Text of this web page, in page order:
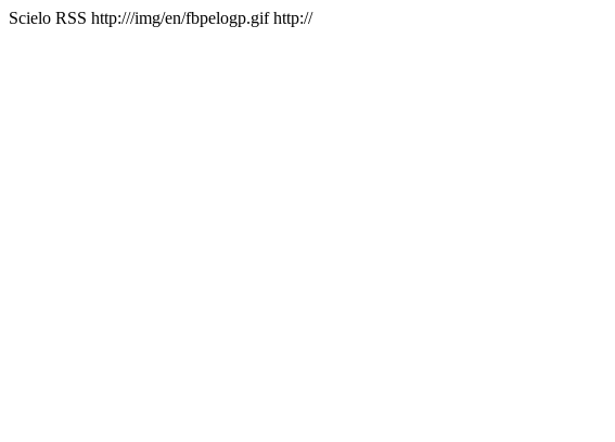
Scielo RSS http:///img/en/fbpelogp.gif http://